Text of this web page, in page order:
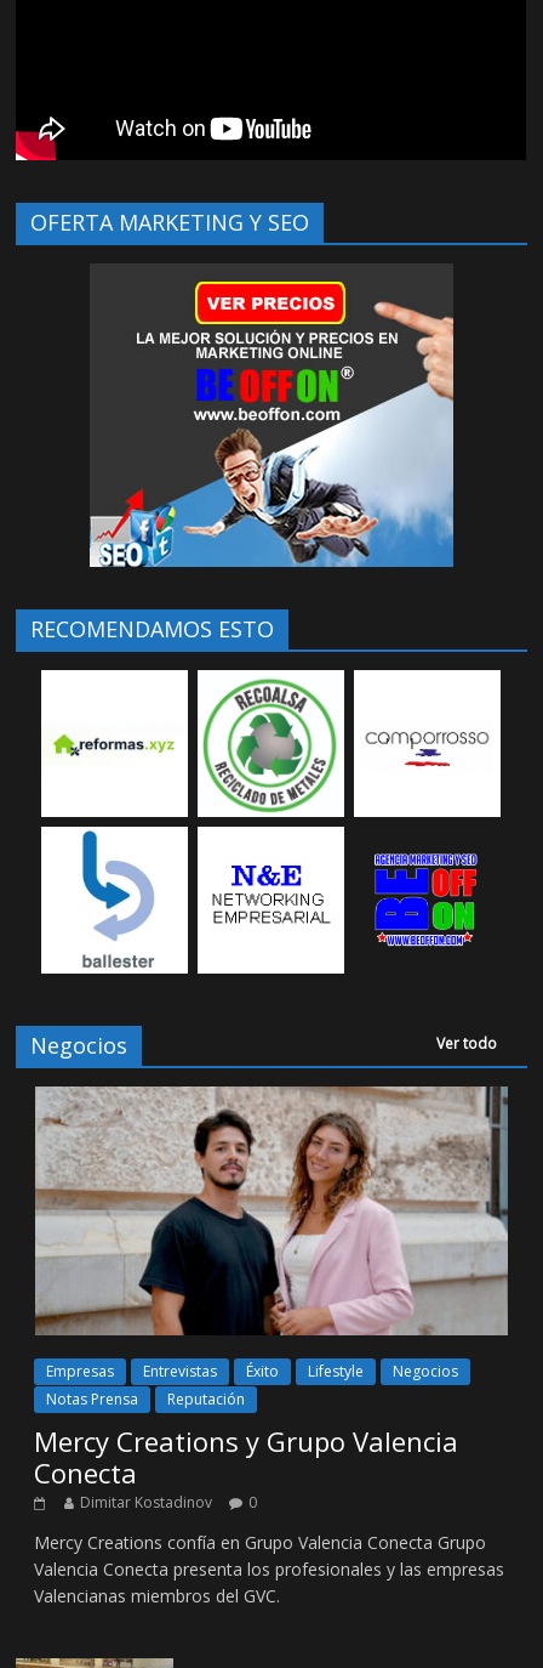
OFERTA MARKETING Y SEO
RECOMENDAMOS ESTO
Negocios Ver todo
Empresas Entrevistas Éxito Lifestyle
Negocios
Notas Prensa
Reputación
Mercy Creations y Grupo Valencia
Conecta
Dimitar Kostadinov 0
Mercy Creations confía en Grupo Valencia Conecta Grupo
Valencia Conecta presenta los profesionales y las empresas
Valencianas miembros del GVC.